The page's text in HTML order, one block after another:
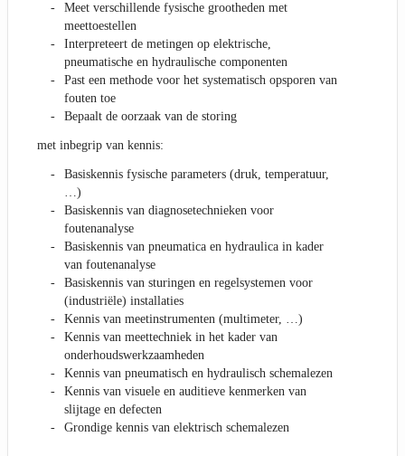
Meet verschillende fysische grootheden met
meettoestellen
Interpreteert de metingen op elektrische,
pneumatische en hydraulische componenten
Past een methode voor het systematisch opsporen van
fouten toe
Bepaalt de oorzaak van de storing
met inbegrip van kennis:
Basiskennis fysische parameters (druk, temperatuur,
…)
Basiskennis van diagnosetechnieken voor
foutenanalyse
Basiskennis van pneumatica en hydraulica in kader
van foutenanalyse
Basiskennis van sturingen en regelsystemen voor
(industriële) installaties
Kennis van meetinstrumenten (multimeter, …)
Kennis van meettechniek in het kader van
onderhoudswerkzaamheden
Kennis van pneumatisch en hydraulisch schemalezen
Kennis van visuele en auditieve kenmerken van
slijtage en defecten
Grondige kennis van elektrisch schemalezen